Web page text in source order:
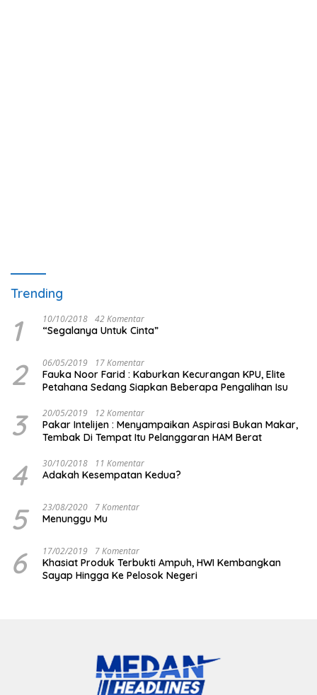
Trending
1 10/10/2018 42 Komentar
“Segalanya Untuk Cinta”
2 06/05/2019 17 Komentar
Fauka Noor Farid : Kaburkan Kecurangan KPU, Elite
Petahana Sedang Siapkan Beberapa Pengalihan Isu
3 20/05/2019 12 Komentar
Pakar Intelijen : Menyampaikan Aspirasi Bukan Makar,
Tembak Di Tempat Itu Pelanggaran HAM Berat
4 30/10/2018 11 Komentar
Adakah Kesempatan Kedua?
5 23/08/2020 7 Komentar
Menunggu Mu
6 17/02/2019 7 Komentar
Khasiat Produk Terbukti Ampuh, HWI Kembangkan
Sayap Hingga Ke Pelosok Negeri